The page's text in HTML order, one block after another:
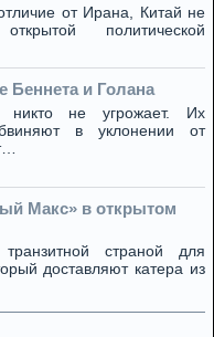
от Ирана, Китай не
политической
Беннета и Голана
никто не угрожает. Их
в уклонении от
Макс» в открытом
страной для
доставляют катера из